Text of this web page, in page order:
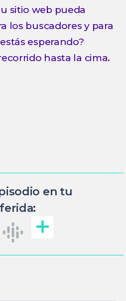
sitio web pueda
los buscadores y para
esperando?
hasta la cima.
en tu